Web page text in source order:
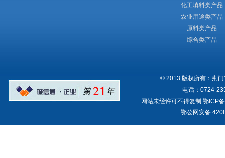
化工填料类产品
农业用途类产品
原料类产品
综合类产品
© 2013 版权所有：荆
电话：0724-
网站未经许可不得复制 鄂ICP
鄂公网安备